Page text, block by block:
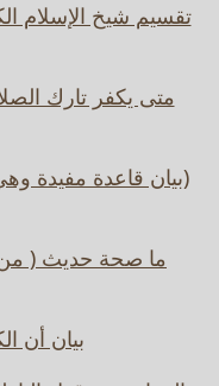
تقسيم شيخ الإسلام
متى يكفر تارك
(بيان قاعدة مفيدة
ما صحة حديث (
بيان أن